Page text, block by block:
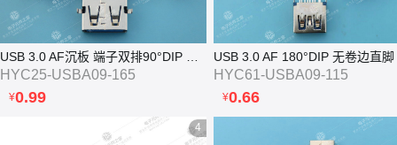
HYC25-USBA09-165
¥0.99
HYC61-USBA09-115
¥0.66
4